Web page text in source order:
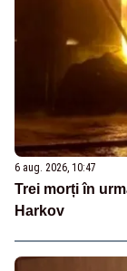
6 aug. 2026, 10:47
Trei morți în
Harkov